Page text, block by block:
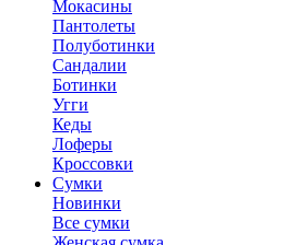
Мокасины
Пантолеты
Полуботинки
Сандалии
Ботинки
Угги
Кеды
Лоферы
Кроссовки
Сумки
Новинки
Все сумки